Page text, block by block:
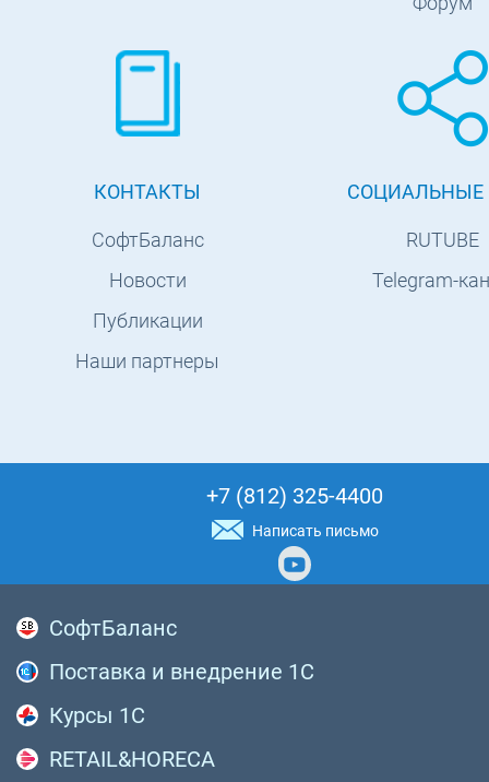
КОНТАКТЫ
СофтБаланс
Новости
Публикации
Наши партнеры
СОЦИАЛЬНЫЕ
RUTUBE
Telegram-
+7 (812) 325-4400
Написать письмо
СофтБаланс
Поставка и внедрение 1С
Курсы 1С
RETAIL&HORECA